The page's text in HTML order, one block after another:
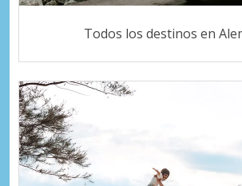
Todos los destinos en